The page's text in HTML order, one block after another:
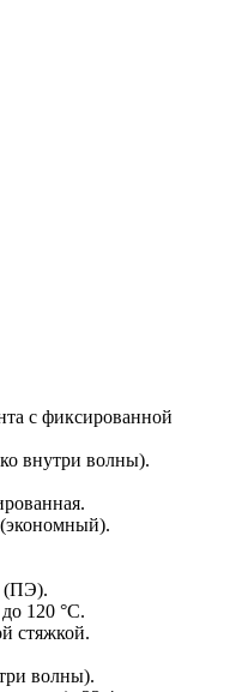
с фиксированной
внутри волны).
(ПЭ).
до 120 °C.
стяжкой.
волны).